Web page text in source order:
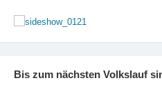
Bis zum nächsten Volkslauf